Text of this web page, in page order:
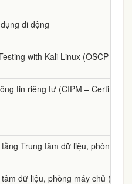
di động
with Kali Linux (OSCP
tin riêng tư (CIPM – Certified
Trung tâm dữ liệu, phòng
dữ liệu, phòng máy chủ